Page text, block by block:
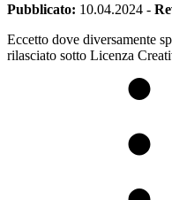
Pubblicato: 10.04.2024 -
Eccetto dove diversamente
rilasciato sotto Licenza